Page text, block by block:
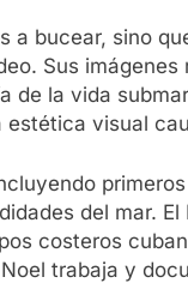
a bucear, sino
Sus
de la vida
estética visual
del mar.
costeros
trabaja y